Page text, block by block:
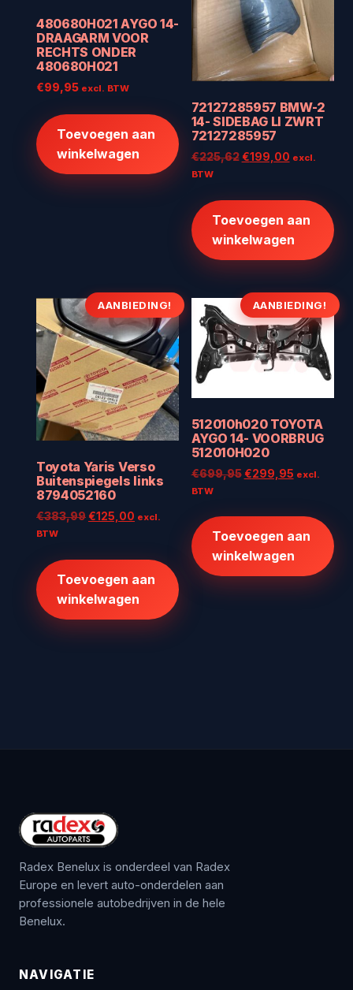
480680H021 AYGO 14-
DRAAGARM VOOR
RECHTS ONDER
480680H021
€99,95 excl. BTW
Toevoegen aan
winkelwagen
72127285957 BMW-2
14- SIDEBAG LI ZWRT
72127285957
€225,62 Oorspronkelijke
€199,00Huidige
€199,00.
excl.
BTW
Toevoegen aan
winkelwagen
AANBIEDING!
Toyota Yaris Verso
Buitenspiegels links
8794052160
€383,99Oorspronkelijke
€125,00 Huidige
€125,00.
excl.
BTW
Toevoegen aan
winkelwagen
AANBIEDING!
512010h020 TOYOTA
AYGO 14- VOORBRUG
512010H020
€699,95 Oorspronkelijke
€299,95Huidige
€299,95.
excl.
BTW
Toevoegen aan
winkelwagen
Radex Benelux is onderdeel van Radex
Europe en levert auto-onderdelen aan
professionele autobedrijven in de hele
Benelux.
NAVIGATIE